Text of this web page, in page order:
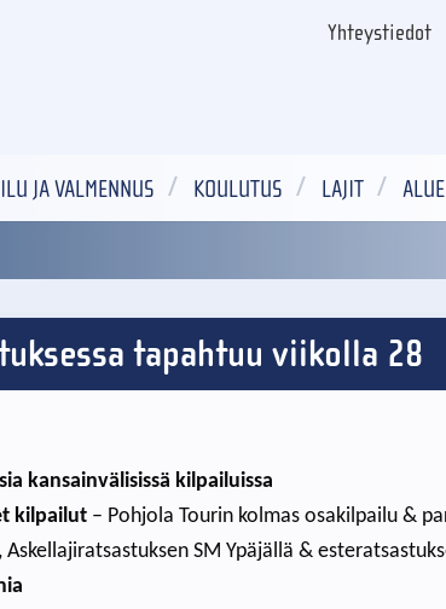
Yhteystiedot
JA VALMENNUS KOULUTUS LAJIT
tapahtuu viikolla 28
kansainvälisissä kilpailuissa
kilpailut– Pohjola Tourin kolmas osakilpailu &
Askellajiratsastuksen SM Ypäjällä &